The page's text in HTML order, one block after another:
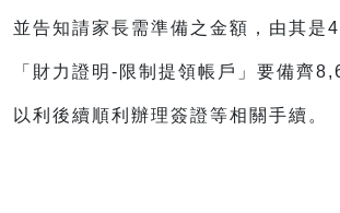
並告知請家長需準備之金額，由其是
「財力證明-限制提領帳戶」要備齊
以利後續順利辦理簽證等相關手續。